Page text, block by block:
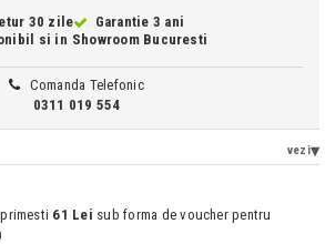
30 zile
Garantie 3 ani
si in Showroom Bucuresti
Comanda Telefonic
0311 019 554
vezi
61 Lei sub forma de voucher pentru